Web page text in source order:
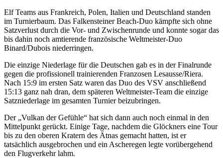
Elf Teams aus Frankreich, Polen, Italien und Deutschland standen
im Turnierbaum. Das Falkensteiner Beach-Duo kämpfte sich ohne
Satzverlust durch die Vor- und Zwischenrunde und konnte sogar das
bis dahin noch amtierende französische Weltmeister-Duo
Binard/Dubois niederringen.
Die einzige Niederlage für die Deutschen gab es in der Finalrunde
gegen die profissionell trainierenden Franzosen Lesausse/Riera.
Nach 15:9 im ersten Satz waren das Duo des VSV anschließend
15:13 ganz nah dran, dem späteren Weltmeister-Team die einzige
Satzniederlage im gesamten Turnier beizubringen.
Der „Vulkan der Gefühle“ hat sich dann auch noch einmal in den
Mittelpunkt gerückt. Einige Tage, nachdem die Glöckners eine Tour
bis zu den oberen Kratern des Ätnas gemacht hatten, ist er
tatsächlich ausgebrochen und ein Ascheregen legte vorübergehend
den Flugverkehr lahm.